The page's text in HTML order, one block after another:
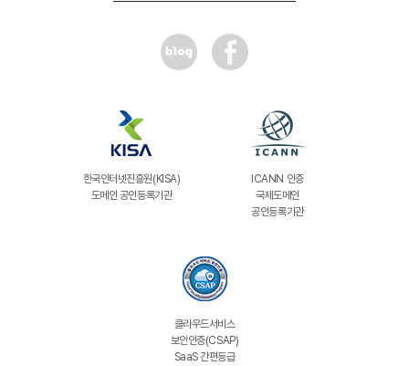
한국인터넷진흥원(KISA)
도메인 공인등록기관
ICANN 인증
국제도메인
공인등록기관
클라우드서비스
보안인증(CSAP)
SaaS 간편등급